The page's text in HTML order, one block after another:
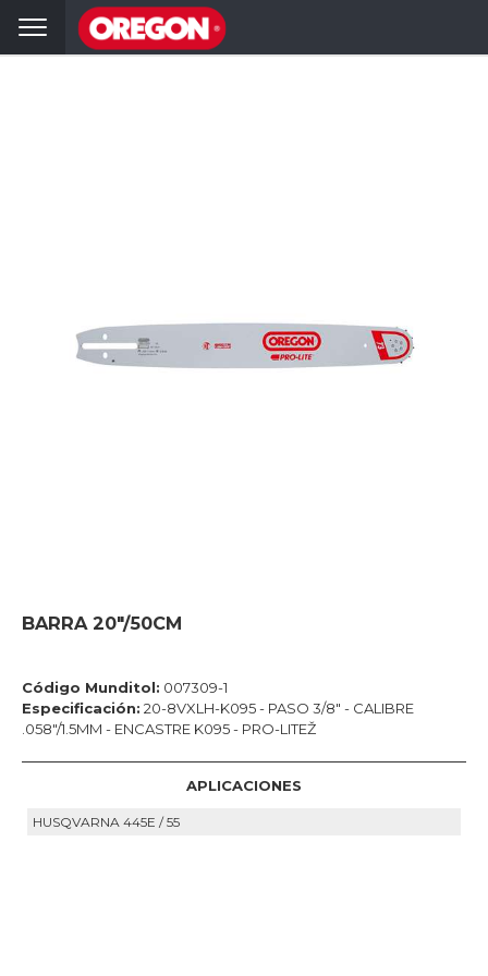
Volver
BARRA 20"/50CM
Código Munditol: 007309-1
Especificación: 20-8VXLH-K095 - PASO 3/8" - CALIBRE
.058"/1.5MM - ENCASTRE K095 - PRO-LITEŽ
APLICACIONES
HUSQVARNA 445E / 55